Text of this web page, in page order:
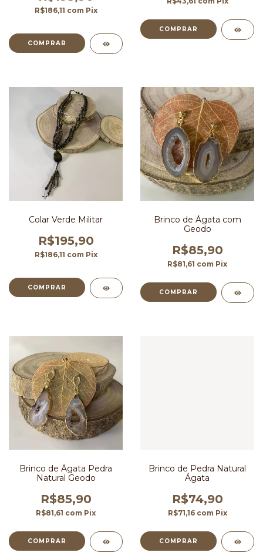
R$186,11 com Pix
Colar Verde Militar
R$195,90
R$186,11 com Pix
Brinco de Ágata com
Geodo
R$85,90
R$81,61 com Pix
Brinco de Ágata Pedra
Natural Geodo
R$85,90
R$81,61 com Pix
Brinco de Pedra Natural
Ágata
R$74,90
R$71,16 com Pix